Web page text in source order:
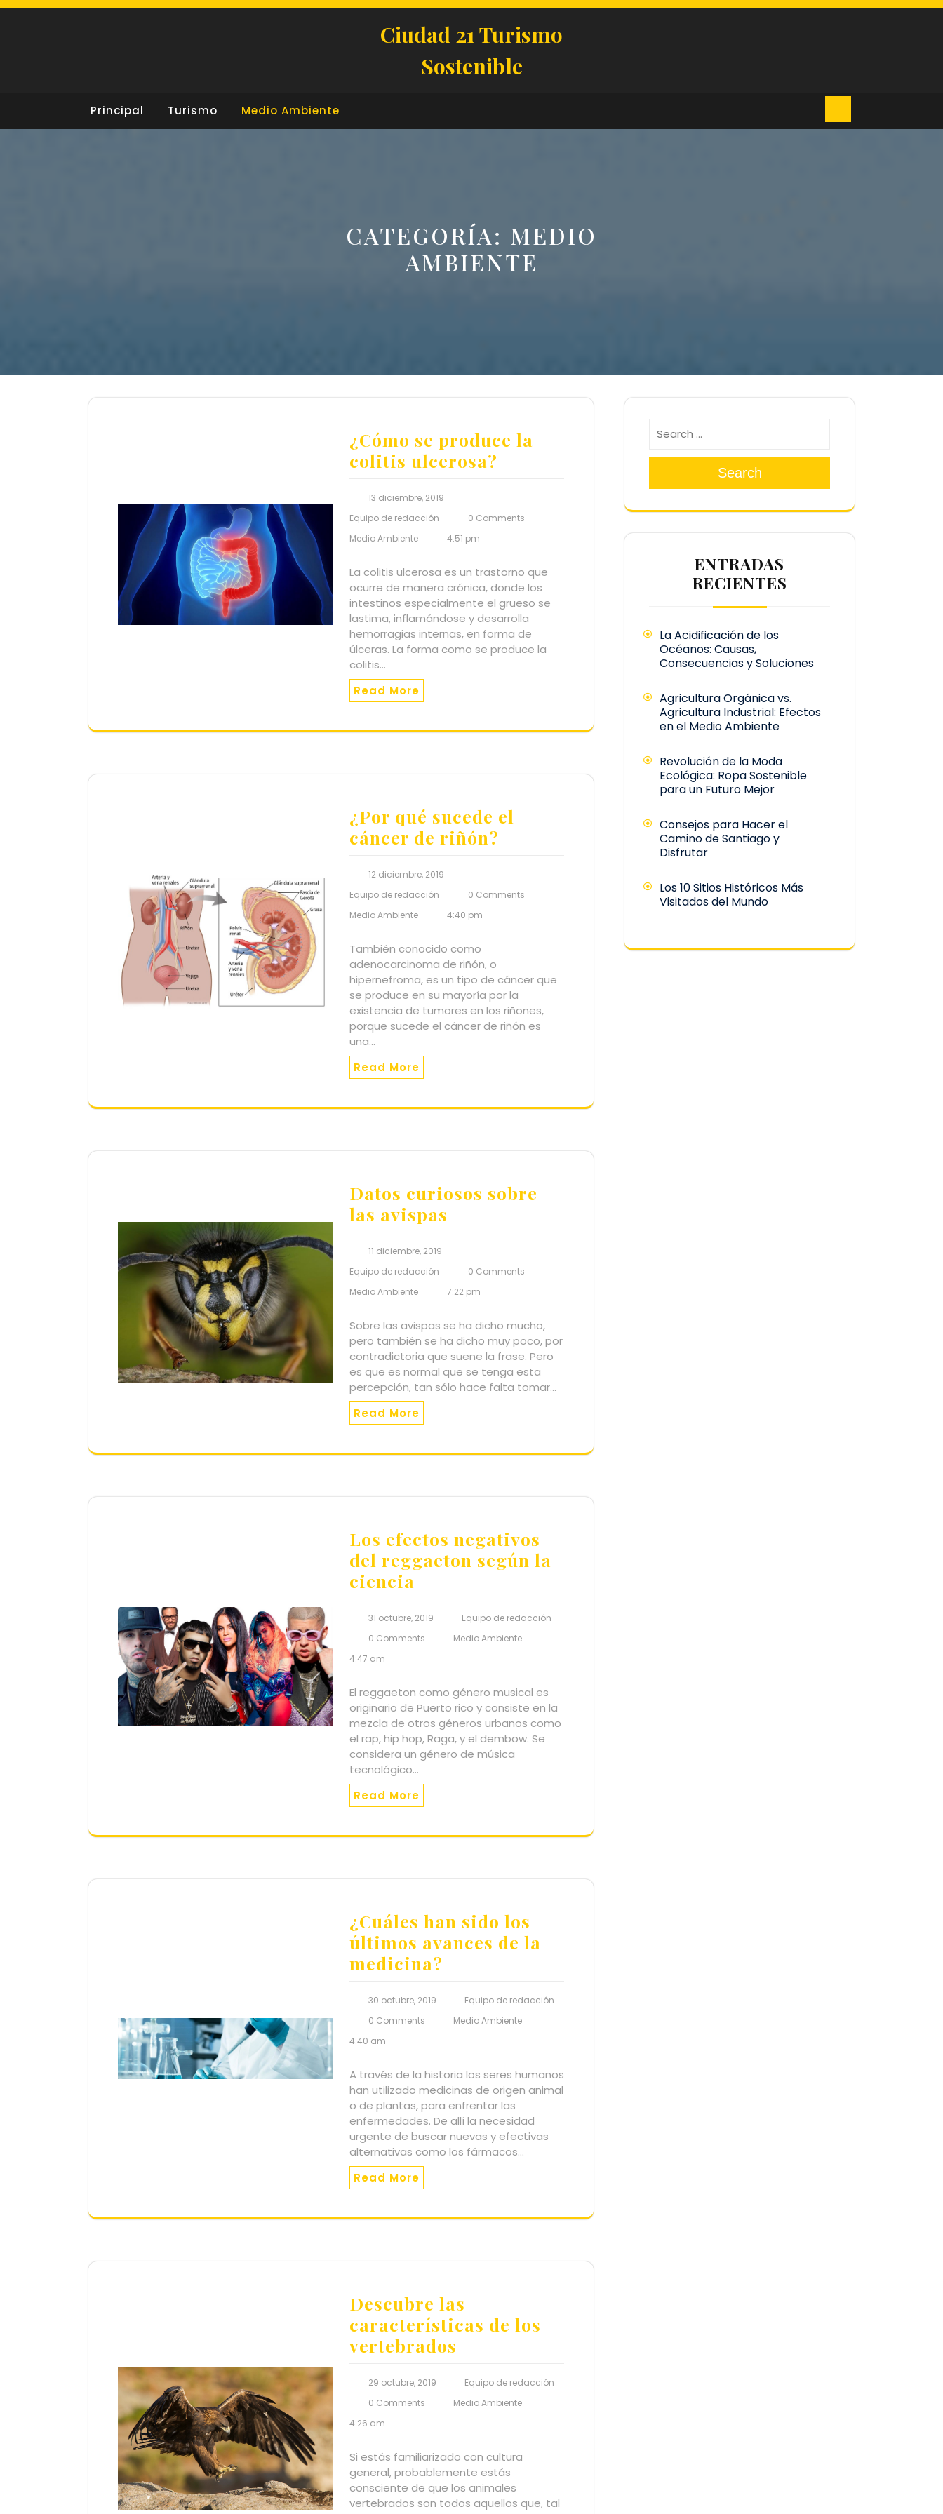
Skip
Ciudad 21 Turismo
Sostenible
Principal Turismo Medio Ambiente
CATEGORÍA: MEDIO
AMBIENTE
¿Cómo se produce la
colitis ulcerosa?
13 diciembre, 2019
Equipo de redacción
0 Comments
Medio Ambiente
4:51 pm
La colitis ulcerosa es un trastorno que
ocurre de manera crónica, donde los
intestinos especialmente el grueso se
lastima, inflamándose y desarrolla
hemorragias internas, en forma de
úlceras. La forma como se produce la
colitis…
Read More
¿Por qué sucede el
cáncer de riñón?
12 diciembre, 2019
Equipo de redacción
0 Comments
Medio Ambiente
4:40 pm
También conocido como
adenocarcinoma de riñón, o
hipernefroma, es un tipo de cáncer que
se produce en su mayoría por la
existencia de tumores en los riñones,
porque sucede el cáncer de riñón es
una…
Read More
Datos curiosos sobre
las avispas
11 diciembre, 2019
Equipo de redacción
0 Comments
Medio Ambiente
7:22 pm
Sobre las avispas se ha dicho mucho,
pero también se ha dicho muy poco, por
contradictoria que suene la frase. Pero
es que es normal que se tenga esta
percepción, tan sólo hace falta tomar…
Read More
Los efectos negativos
del reggaeton según la
ciencia
31 octubre, 2019
Equipo de redacción
0 Comments
Medio Ambiente
4:47 am
El reggaeton como género musical es
originario de Puerto rico y consiste en la
mezcla de otros géneros urbanos como
el rap, hip hop, Raga, y el dembow. Se
considera un género de música
tecnológico…
Read More
¿Cuáles han sido los
últimos avances de la
medicina?
30 octubre, 2019
Equipo de redacción
0 Comments
Medio Ambiente
4:40 am
A través de la historia los seres humanos
han utilizado medicinas de origen animal
o de plantas, para enfrentar las
enfermedades. De allí la necesidad
urgente de buscar nuevas y efectivas
alternativas como los fármacos…
Read More
Descubre las
características de los
vertebrados
29 octubre, 2019
Equipo de redacción
0 Comments
Medio Ambiente
4:26 am
Si estás familiarizado con cultura
general, probablemente estás
consciente de que los animales
vertebrados son todos aquellos que, tal
Search
ENTRADAS
RECIENTES
La Acidificación de los
Océanos: Causas,
Consecuencias y Soluciones
Agricultura Orgánica vs.
Agricultura Industrial: Efectos
en el Medio Ambiente
Revolución de la Moda
Ecológica: Ropa Sostenible
para un Futuro Mejor
Consejos para Hacer el
Camino de Santiago y
Disfrutar
Los 10 Sitios Históricos Más
Visitados del Mundo